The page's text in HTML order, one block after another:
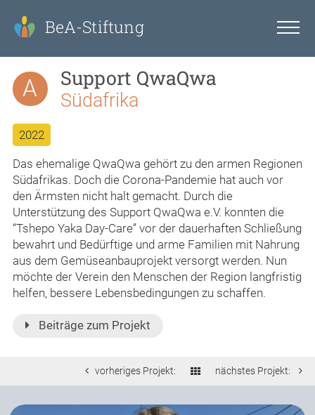
BeA-Stiftung
A Support QwaQwa
Südafrika
2022
Das ehemalige QwaQwa gehört zu den armen Regionen
Südafrikas. Doch die Corona-Pandemie hat auch vor
den Ärmsten nicht halt gemacht. Durch die
Unterstützung des Support QwaQwa e.V. konnten die
“Tshepo Yaka Day-Care” vor der dauerhaften Schließung
bewahrt und Bedürftige und arme Familien mit Nahrung
aus dem Gemüseanbauprojekt versorgt werden. Nun
möchte der Verein den Menschen der Region langfristig
helfen, bessere Lebensbedingungen zu schaffen.
Beiträge zum Projekt
vorheriges Projekt: nächstes Projekt: